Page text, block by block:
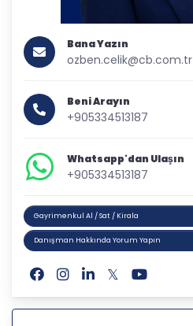
Bana Yazın
ozben.celik@cb.com.tr
Beni Arayın
+905334513187
Whatsapp'dan Ulaşın
+905334513187
Gayrimenkul Al / Sat / Kirala
Danışman Hakkında Yorum Yapın